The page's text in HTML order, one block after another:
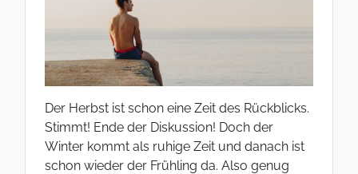
Der Herbst ist schon eine Zeit des Rückblicks.
Stimmt! Ende der Diskussion! Doch der
Winter kommt als ruhige Zeit und danach ist
schon wieder der Frühling da. Also genug